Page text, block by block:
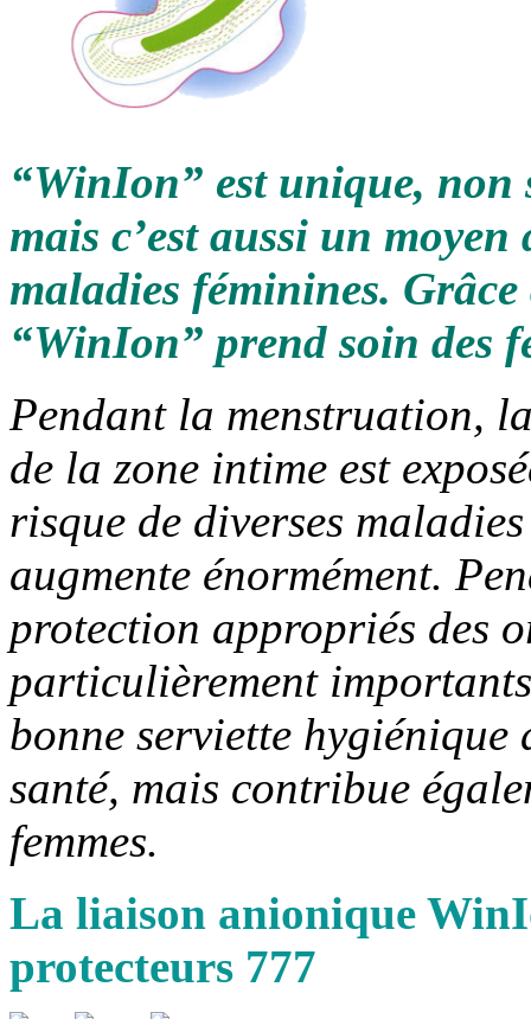
“WinIon” est unique, non
mais c’est aussi un
maladies féminines.
“WinIon” prend soin des
Pendant la menstruation,
de la zone intime est
risque de diverses
augmente énormément.
protection appropriés des
particulièrement
bonne serviette hygiénique
santé, mais contribue
femmes.
La liaison anionique
protecteurs 777